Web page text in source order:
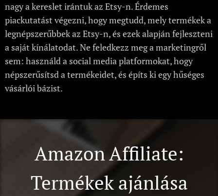
nagy a kereslet irántuk az Etsy-n. Érdemes
piackutatást végezni, hogy megtudd, mely termékek a
legnépszerűbbek az Etsy-n, és ezek alapján fejleszteni
a saját kínálatodat. Ne feledkezz meg a marketingről
sem: használd a social media platformokat, hogy
népszerűsítsd a termékeidet, és építs ki egy hűséges
vásárlói bázist.
Amazon Affiliate:
Termékek ajánlása